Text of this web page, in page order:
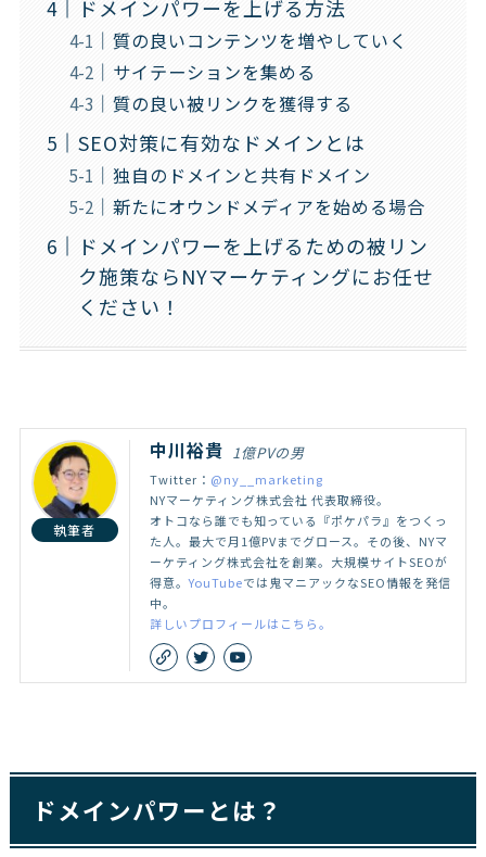
ドメインパワーを上げる方法
質の良いコンテンツを増やしていく
サイテーションを集める
質の良い被リンクを獲得する
SEO対策に有効なドメインとは
独自のドメインと共有ドメイン
新たにオウンドメディアを始める場合
ドメインパワーを上げるための被リン
ク施策ならNYマーケティングにお任せ
ください！
執筆者
中川裕貴 1億PVの男
Twitter： @ny__marketing
NYマーケティング株式会社 代表取締役。
オトコなら誰でも知っている『ポケパラ』をつくっ
た人。最大で月1億PVまでグロース。その後、NYマ
ーケティング株式会社を創業。大規模サイトSEOが
得意。YouTubeでは鬼マニアックなSEO情報を発信
中。
詳しいプロフィールはこちら。
ドメインパワーとは？